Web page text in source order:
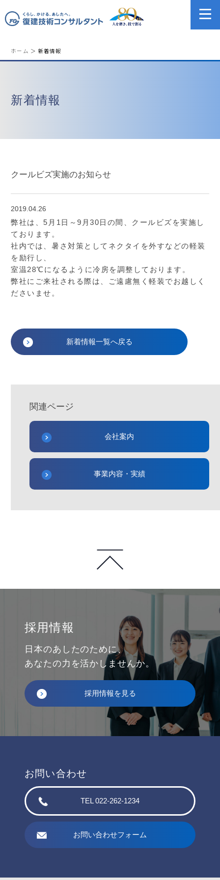
ホーム ＞ 新着情報
新着情報
クールビズ実施のお知らせ
2019.04.26
弊社は、5月1日～9月30日の間、クールビズを実施し
ております。
社内では、暑さ対策としてネクタイを外すなどの軽装
を励行し、
室温28℃になるように冷房を調整しております。
弊社にご来社される際は、ご遠慮無く軽装でお越しく
ださいませ。
新着情報一覧へ戻る
関連ページ
会社案内
事業内容・実績
採用情報
日本のあしたのために、
あなたの力を活かしませんか。
採用情報を見る
お問い合わせ
TEL 022-262-1234
お問い合わせフォーム